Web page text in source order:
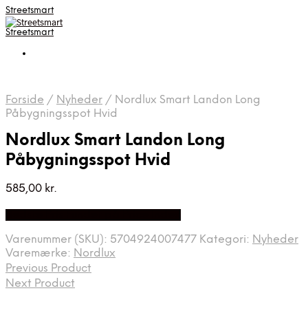
Streetsmart
Streetsmart
Forside / Nyheder / Nordlux Smart Landon Long
Påbygningsspot Hvid
Nordlux Smart Landon Long
Påbygningsspot Hvid
585,00 kr.
Varenummer (SKU): 5704924007477 Kategori: Nyheder
Varemærke: Nordlux
Previous Product
Next Product